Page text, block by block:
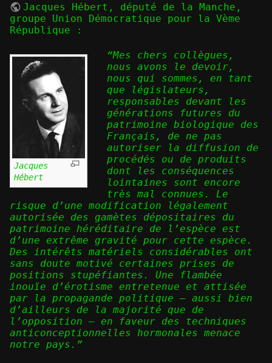
Jacques Hébert , député de la Manche,
groupe Union Démocratique pour la Vème
République :
Jacques
Hébert
“Mes chers collègues,
nous avons le devoir,
nous qui sommes, en tant
que législateurs,
responsables devant les
générations futures du
patrimoine biologique des
Français, de ne pas
autoriser la diffusion de
procédés ou de produits
dont les conséquences
lointaines sont encore
très mal connues. Le
risque d’une modification légalement
autorisée des gamètes dépositaires du
patrimoine héréditaire de l’espèce est
d’une extrême gravité pour cette espèce.
Des intérêts matériels considérables ont
sans doute motivé certaines prises de
positions stupéfiantes. Une flambée
inouïe d’érotisme entretenue et attisée
par la propagande politique – aussi bien
d’ailleurs de la majorité que de
l’opposition – en faveur des techniques
anticonceptionnelles hormonales menace
notre pays.”